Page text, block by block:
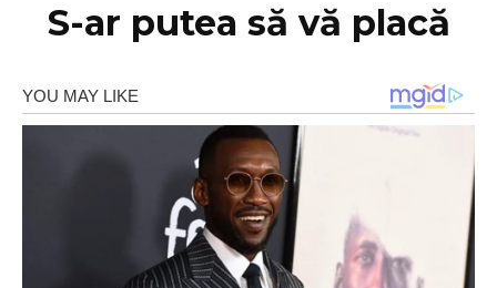
S-ar putea să vă placă